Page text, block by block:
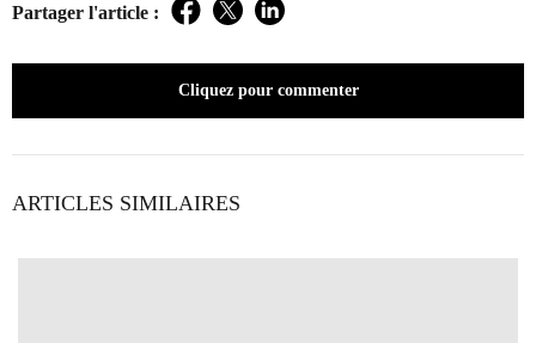
Partager l'article : Facebook
TwitterLinkedIn
Cliquez pour commenter
ARTICLES SIMILAIRES